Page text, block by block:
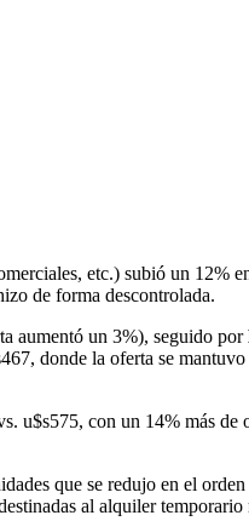
etc.) subió un 12%
de forma descontrolada.
aumentó un 3%), seguido por
donde la oferta se
u$s575, con un 14% más
que se redujo en el
al alquiler